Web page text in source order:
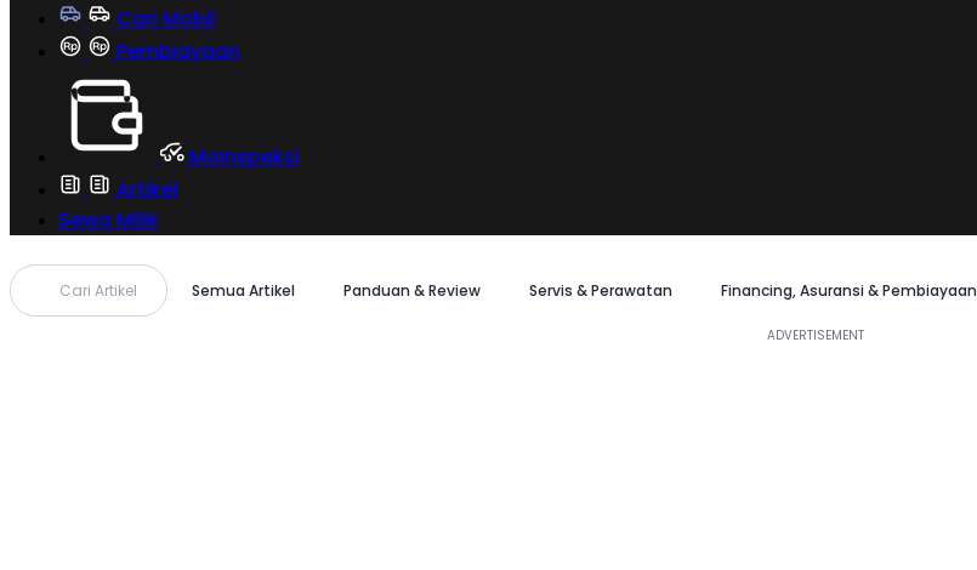
Cari Mobil
Pembiayaan
MoInspeksi
Artikel
Sewa Milik
Cari Artikel Semua Artikel Panduan & Review Servis & Perawatan Financing, Asuransi & Pembiayaan